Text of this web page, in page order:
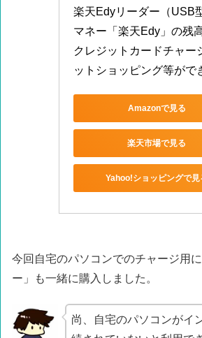
楽天Edyリーダー（USB
マネー「楽天Edy」の残
クレジットカードチャー
ットショッピング等がで
Amazonで見る
楽天市場で見る
Yahoo!ショッピングで見
今回自宅のパソコンでのチャージ用
ー」も一緒に購入しました。
尚、自宅のパソコンがイ